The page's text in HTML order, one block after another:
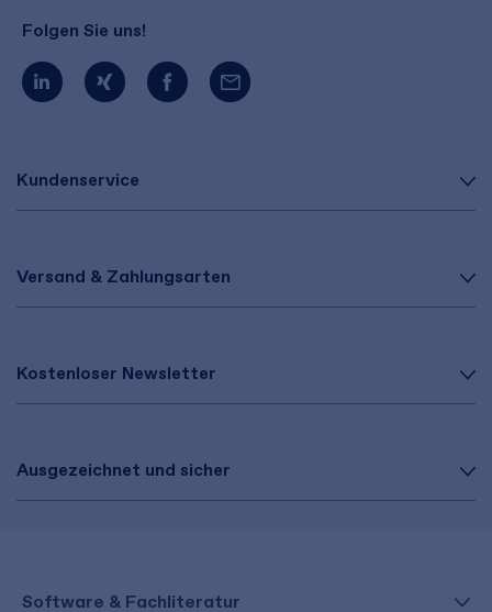
Kundenservice
Versand & Zahlungsarten
Kostenloser Newsletter
Ausgezeichnet und sicher
Folgen Sie uns!
Software & Fachliteratur